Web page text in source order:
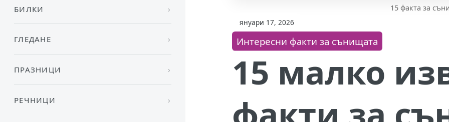
15 факта за
януари 17, 2026
Интересни факти за сънищата
15 малко
БИЛКИ
ГЛЕДАНЕ
ПРАЗНИЦИ
РЕЧНИЦИ